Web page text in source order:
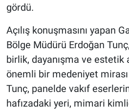
gördü.
Açılış konuşmasını yapan
Bölge Müdürü Erdoğan
birlik, dayanışma ve estetik
önemli bir medeniyet
Tunç, panelde vakıf
hafızadaki yeri, mimari